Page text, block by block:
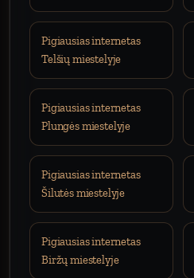
Pigiausias internetas
Telšių miestelyje
Pigiausias internetas
Plungės miestelyje
Pigiausias internetas
Šilutės miestelyje
Pigiausias internetas
Biržų miestelyje